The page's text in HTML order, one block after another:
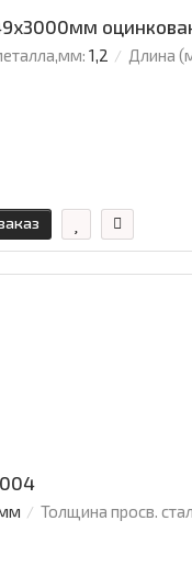
1,2 Длина
Толщина просв.